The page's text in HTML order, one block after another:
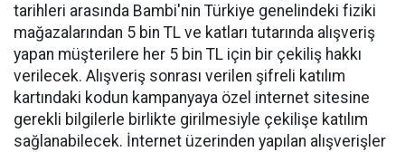
tarihleri arasında Bambi'nin Türkiye genelindeki fiziki
mağazalarından 5 bin TL ve katları tutarında alışveriş
yapan müşterilere her 5 bin TL için bir çekiliş hakkı
verilecek. Alışveriş sonrası verilen şifreli katılım
kartındaki kodun kampanyaya özel internet sitesine
gerekli bilgilerle birlikte girilmesiyle çekilişe katılım
sağlanabilecek. İnternet üzerinden yapılan alışverişler